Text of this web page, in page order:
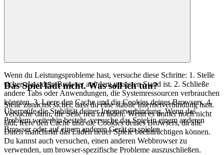
Wenn du Leistungsprobleme hast, versuche diese Schritte: 1. Stelle
sicher, dass dein Browser auf dem neuesten Stand ist. 2. Schließe
andere Tabs oder Anwendungen, die Systemressourcen verbrauchen
könnten. 3. Leere den Cache und die Cookies deines Browsers. 4.
Überprüfe die Stabilität deiner Internetverbindung. Wenn das
Problem weiterhin besteht, versuche das Spiel in einem anderen
Browser oder auf einem anderen Gerät zu spielen.
Das Spiel lädt nicht. Was soll ich tun?
Stelle zunächst sicher, dass du eine stabile Internetverbindung hast.
Versuche dann, die Seite neu zu laden. Wenn es immer noch nicht
lädt, leere den Cache und die Cookies deines Browsers, da alte
Daten manchmal das Laden neuer Spiele beeinträchtigen können.
Du kannst auch versuchen, einen anderen Webbrowser zu
verwenden, um browser-spezifische Probleme auszuschließen.